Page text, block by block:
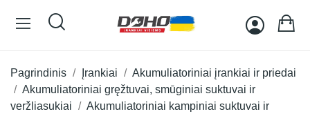
Pagrindinis Įrankiai
Akumuliatoriniai įrankiai ir priedai
Akumuliatoriniai gręžtuvai, smūginiai suktuvai ir
veržliasukiai
Akumuliatoriniai kampiniai suktuvai ir